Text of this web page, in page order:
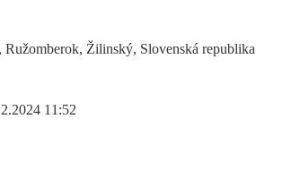
Ružomberok, Žilinský, Slovenská republika
11:52